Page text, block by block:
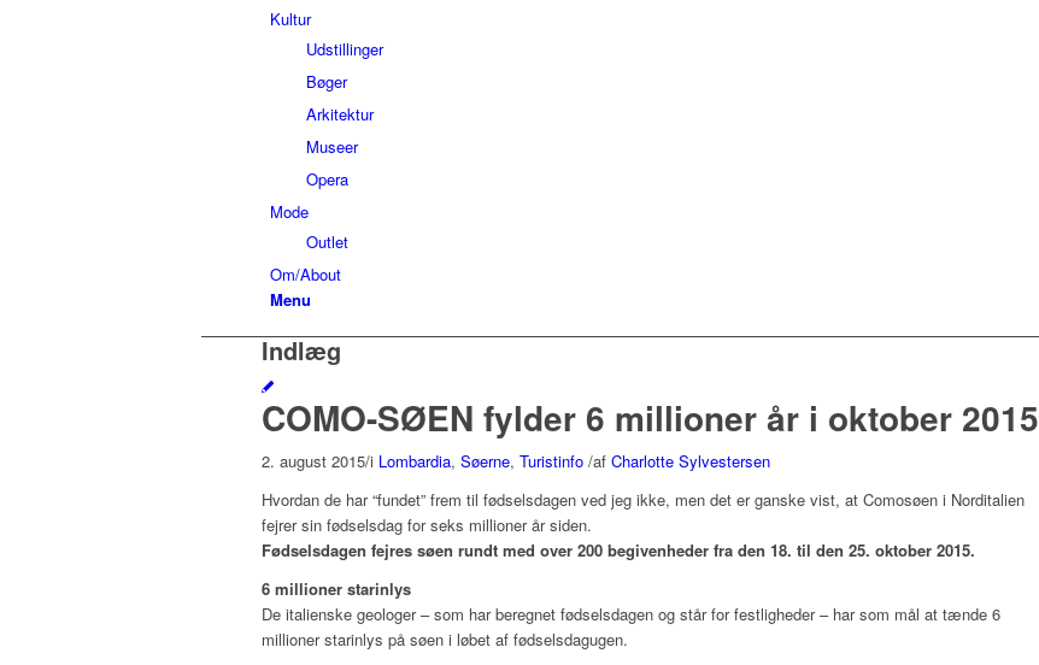
Kultur
Udstillinger
Bøger
Arkitektur
Museer
Opera
Mode
Outlet
Om/About
Menu
Indlæg
COMO-SØEN fylder 6 millioner år i oktober 2015
2. august 2015/i Lombardia, Søerne, Turistinfo /af Charlotte Sylvestersen
Hvordan de har “fundet” frem til fødselsdagen ved jeg ikke, men det er ganske vist, at Comosøen i Norditalien
fejrer sin fødselsdag for seks millioner år siden.
Fødselsdagen fejres søen rundt med over 200 begivenheder fra den 18. til den 25. oktober 2015.
6 millioner starinlys
De italienske geologer – som har beregnet fødselsdagen og står for festligheder – har som mål at tænde 6
millioner starinlys på søen i løbet af fødselsdagugen.